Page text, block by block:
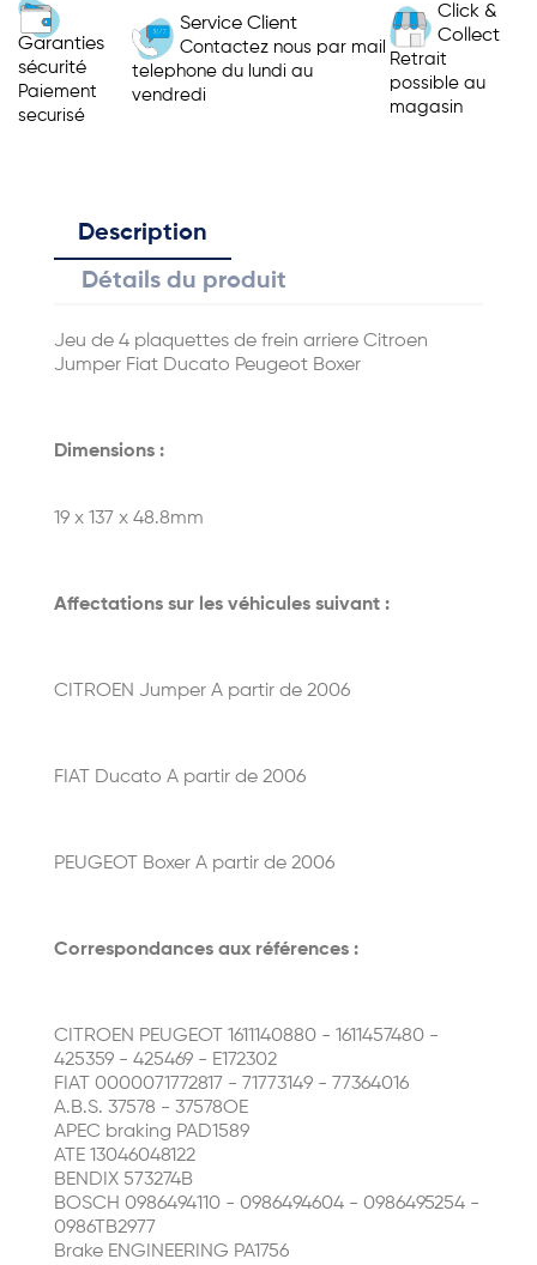
Garanties
sécurité
Paiement
securisé
Service Client
Contactez nous par mail
telephone du lundi au
vendredi
Click &
Collect
Retrait
possible au
magasin
Description
Détails du produit
Jeu de 4 plaquettes de frein arriere Citroen
Jumper Fiat Ducato Peugeot Boxer
Dimensions :
19 x 137 x 48.8mm
Affectations sur les véhicules suivant :
CITROEN Jumper A partir de 2006
FIAT Ducato A partir de 2006
PEUGEOT Boxer A partir de 2006
Correspondances aux références :
CITROEN PEUGEOT 1611140880 - 1611457480 -
425359 - 425469 - E172302
FIAT 0000071772817 - 71773149 - 77364016
A.B.S. 37578 - 37578OE
APEC braking PAD1589
ATE 13046048122
BENDIX 573274B
BOSCH 0986494110 - 0986494604 - 0986495254 -
0986TB2977
Brake ENGINEERING PA1756